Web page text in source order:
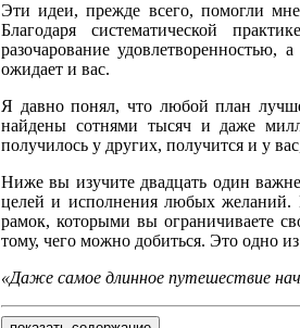
Эти идеи, прежде всего, помогли
Благодаря систематической
разочарование
ожидает и вас.
Я давно понял, что любой план
найдены сотнями тысяч и даже
получилось у других, получится и у
Ниже вы изучите двадцать один
целей и исполнения любых желаний.
рамок, которыми вы ограничиваете
тому, чего можно добиться. Это одно
«Даже самое длинное путешествие